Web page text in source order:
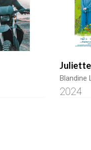
Blandine
2024